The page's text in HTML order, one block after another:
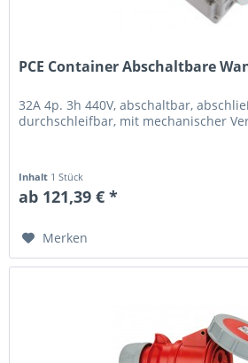
PCE Container Abschaltbare
32A 4p. 3h 440V, abschaltbar,
durchschleifbar, mit mechanischer
Inhalt 1 Stück
ab 121,39 € *
Merken